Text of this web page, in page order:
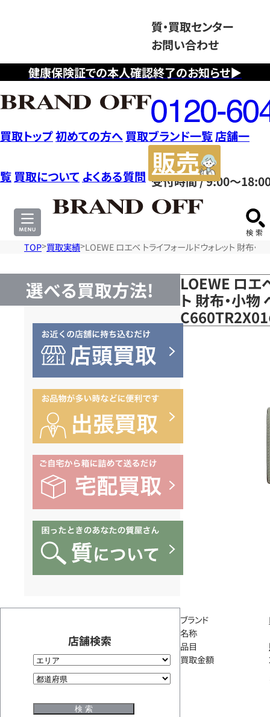
健康保険証での本人確認終了のお知らせ▶
質・買取センター
お問い合わせ
フ
リ
ー
ダ
イ
ヤ
ル
0120604117
受付時間 / 9:00～
買取トップ初めての方へ 買取ブランド一覧店舗一
覧 買取について よくある質問
サ
TOP 買取実績 LOEWE ロエベ トライフォールドウォレット 財布
選べる買取方法!
店舗検索
LOEWE ロエ
ト 財布・小物
ブランド
名称
品目
買取金額